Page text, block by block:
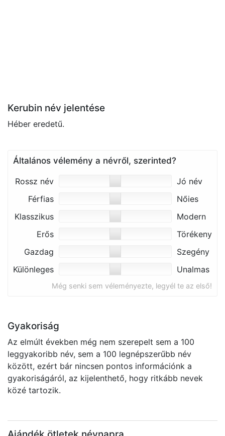
Kerubin név jelentése
Héber eredetű.
Általános vélemény a névről, szerinted?
Rossz név
Jó név
Férfias
Nőies
Klasszikus
Modern
Erős
Törékeny
Gazdag
Szegény
Különleges
Unalmas
Még senki sem véleményezte, legyél te az első!
Gyakoriság
Az elmúlt években még nem szerepelt sem a 100
leggyakoribb név, sem a 100 legnépszerűbb név
között, ezért bár nincsen pontos információnk a
gyakoriságáról, az kijelenthető, hogy ritkább nevek
közé tartozik.